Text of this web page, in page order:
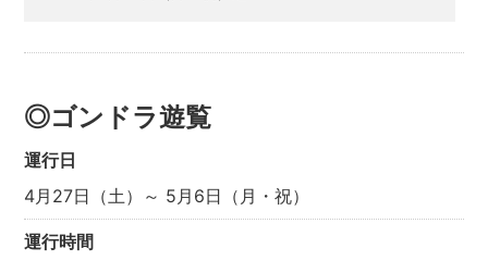
◎ゴンドラ遊覧
運行日
4月27日（土）～ 5月6日（月・祝）
運行時間